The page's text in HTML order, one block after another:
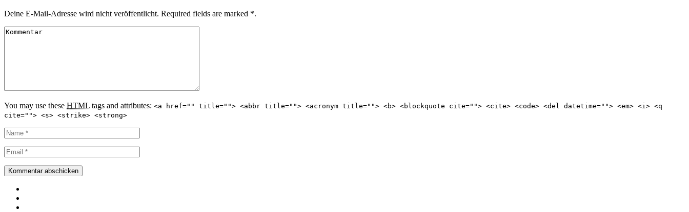
Deine E-Mail-Adresse wird nicht veröffentlicht. Required fields are marked *.
You may use these HTML tags and attributes: <a href="" title=""> <abbr title=""> <acronym title=""> <b> <blockquote cite=""> <cite> <code> <del datetime=""> <em> <i> <q
cite=""> <s> <strike> <strong>